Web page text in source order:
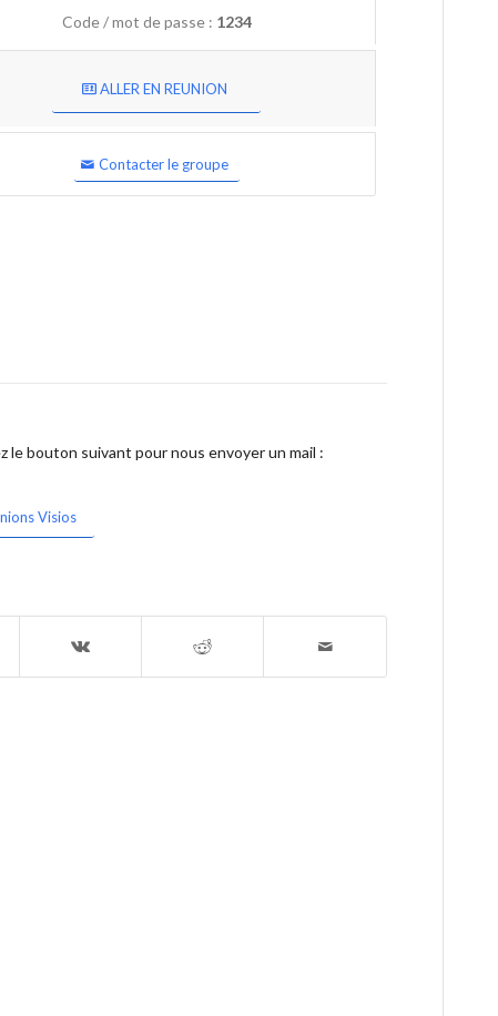
Code / mot de passe : 1234
ALLER EN REUNION
Contacter le groupe
bouton suivant pour nous envoyer un mail :
Visios